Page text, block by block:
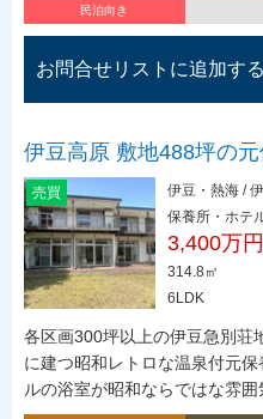
民泊向き
お問合せリストに追加する
伊豆高原 敷地488坪の
売買
伊豆・熱海 /
保養所・ホテ
3,400万円
314.8㎡
6LDK
各区画300坪以上の伊豆急別荘
に建つ昭和レトロな温泉付元
ルの浴室が昭和ならではな雰囲